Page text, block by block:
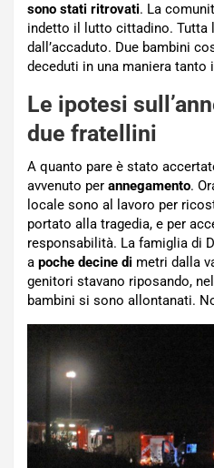
sono stati ritrovati. La
indetto il lutto cittadino. Tutta
dall’accaduto. Due bambini
deceduti in una maniera tanto
Le ipotesi
due fratellini
A quanto pare è stato
avvenuto per annegamento.
locale sono al lavoro per
portato alla tragedia, e per
responsabilità. La famiglia di
a poche decine di metri dalla
genitori stavano riposando,
bambini si sono allontanati.